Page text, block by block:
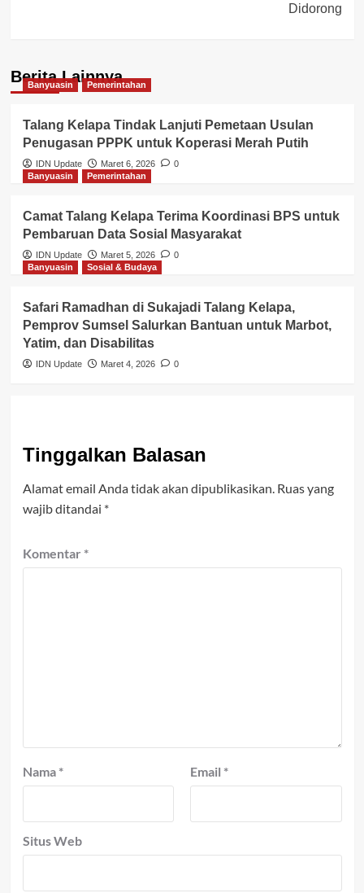
Didorong
Berita Lainnya
Banyuasin Pemerintahan
Talang Kelapa Tindak Lanjuti Pemetaan Usulan
Penugasan PPPK untuk Koperasi Merah Putih
IDN Update Maret 6, 2026
0
Banyuasin
Pemerintahan
Camat Talang Kelapa Terima Koordinasi BPS untuk
Pembaruan Data Sosial Masyarakat
IDN Update Maret 5, 2026
0
Banyuasin
Sosial & Budaya
Safari Ramadhan di Sukajadi Talang Kelapa,
Pemprov Sumsel Salurkan Bantuan untuk Marbot,
Yatim, dan Disabilitas
IDN Update Maret 4, 2026 0
Tinggalkan Balasan
Alamat email Anda tidak akan dipublikasikan. Ruas yang
wajib ditandai *
Komentar *
Nama * Email *
Situs Web